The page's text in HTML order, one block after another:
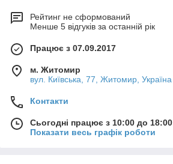
Рейтинг не сформований
Менше 5 відгуків за останній рік
Працює з 07.09.2017
м. Житомир
вул. Київська, 77, Житомир, Україна
Контакти
Сьогодні працює з 10:00 до 18:00
Показати весь графік роботи